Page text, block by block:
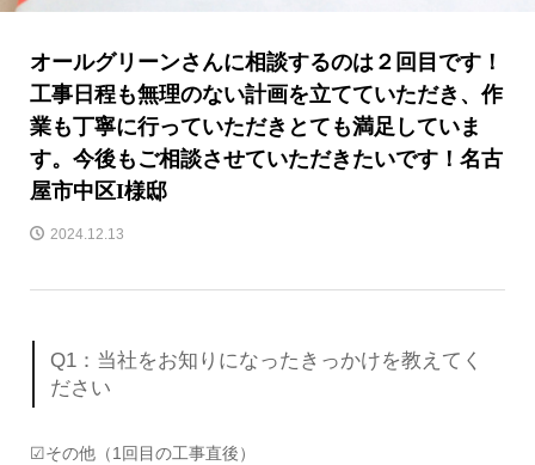
オールグリーンさんに相談するのは２回目です！
工事日程も無理のない計画を立てていただき、作
業も丁寧に行っていただきとても満足していま
す。今後もご相談させていただきたいです！名古
屋市中区I様邸
2024.12.13
Q1：当社をお知りになったきっかけを教えてく
ださい
☑その他（1回目の工事直後）